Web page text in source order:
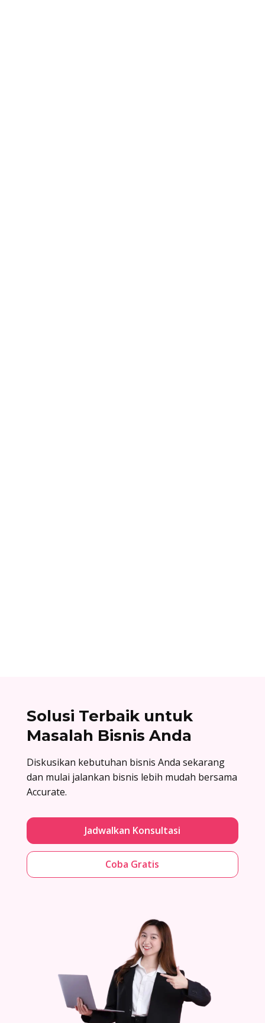
Solusi Terbaik untuk
Masalah Bisnis Anda
Diskusikan kebutuhan bisnis Anda sekarang
dan mulai jalankan bisnis lebih mudah bersama
Accurate.
Jadwalkan Konsultasi
Coba Gratis